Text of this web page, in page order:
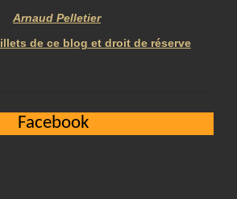
Arnaud Pelletier
de ce blog et droit de réserve
Facebook